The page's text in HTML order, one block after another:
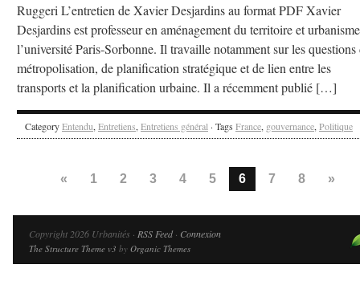
Ruggeri L’entretien de Xavier Desjardins au format PDF Xavier
Desjardins est professeur en aménagement du territoire et
l’université Paris-Sorbonne. Il travaille notamment sur les questions
métropolisation, de planification stratégique et de lien entre les
transports et la planification urbaine. Il a récemment publié […]
CategoryEntendu, Entretiens, Entretiens général · Tags France, gouvernance, Politique
« 1 2 3 4 5 6 7 8 »
Copyright 2026 Urbanités · RSS Feed· Connexion
The Structure Theme v3 by Organic Themes